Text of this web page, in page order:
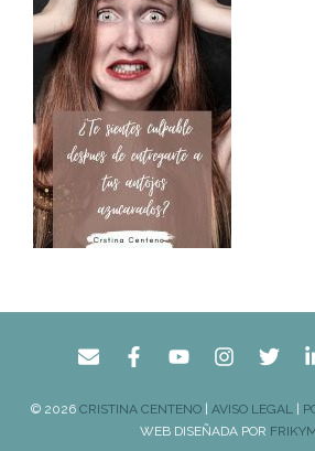
© 2026 CRISTINA CENTENO| AVISO LEGAL|
WEB DISEÑADA POR